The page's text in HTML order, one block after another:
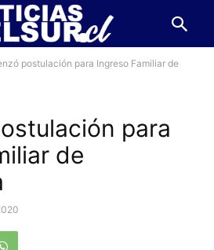
postulación para Ingreso Familiar de
para
de